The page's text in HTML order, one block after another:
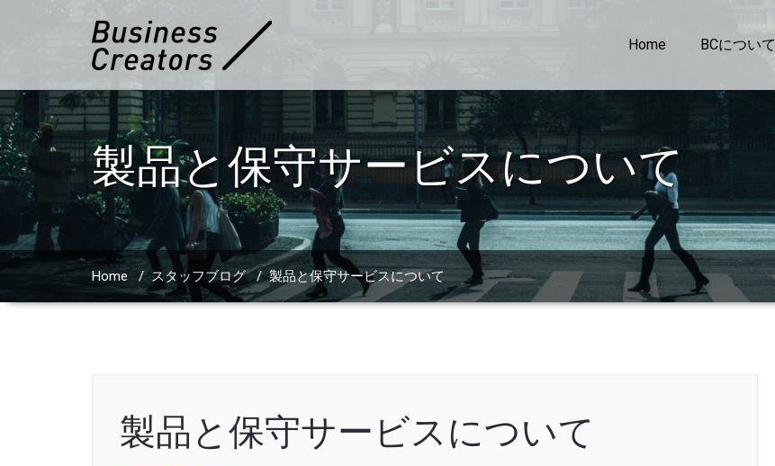
Home BCについて
製品と保守サービスについて
Home / スタッフブログ/製品と保守サービスについて
製品と保守サービスについて